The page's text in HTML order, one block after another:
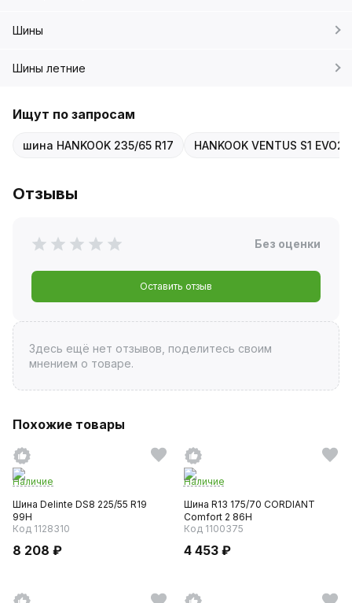
Шины
Шины летние
Ищут по запросам
шина HANKOOK 235/65 R17 HANKOOK VENTUS S1 EVO2
Отзывы
Без оценки
Оставить отзыв
Здесь ещё нет отзывов, поделитесь своим
мнением о товаре.
Похожие товары
Наличие
Шина Delinte DS8 225/55 R19
99H
Код 1128310
8 208 ₽
Наличие
Шина R13 175/70 CORDIANT
Comfort 2 86H
Код 1100375
4 453 ₽